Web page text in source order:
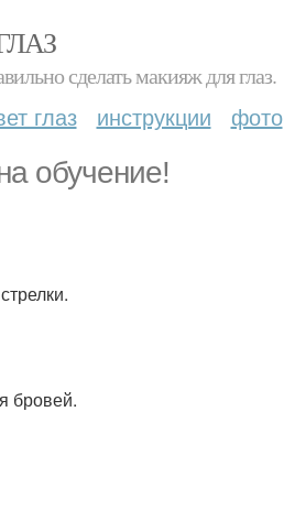
сделать макияж для глаз.
глаз инструкции фото
обучение!
бровей.